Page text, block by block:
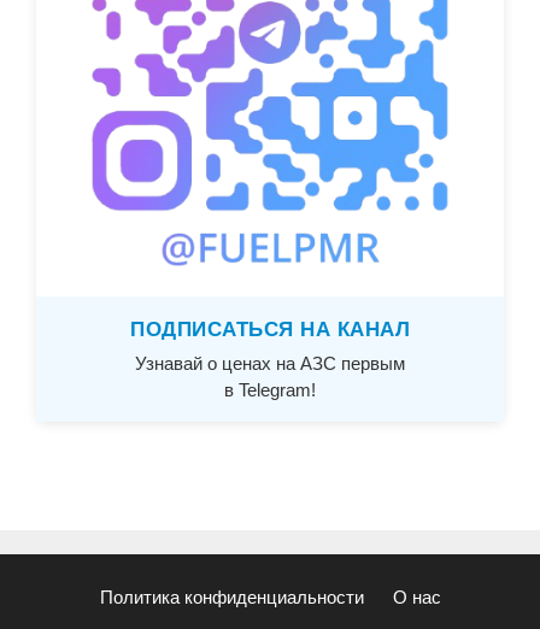
ПОДПИСАТЬСЯ НА КАНАЛ
Узнавай о ценах на АЗС первым
в Telegram!
Политика конфиденциальности О нас